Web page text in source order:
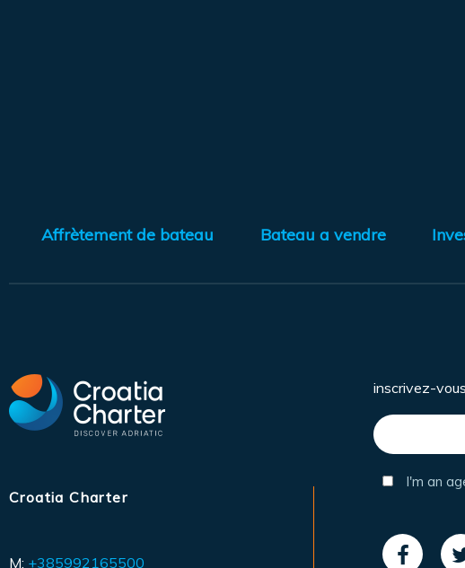
Affrètement de bateau Bateau a vendre
Croatia Charter
M: +385992165500
inscrivez-
I'm an